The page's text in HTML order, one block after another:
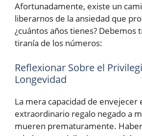
Afortunadamente, existe un
liberarnos de la ansiedad que
¿cuántos años tienes? Debemos
tiranía de los números:
Reflexionar Sobre el
Longevidad
La mera capacidad de envejecer
extraordinario regalo negado a
mueren prematuramente.